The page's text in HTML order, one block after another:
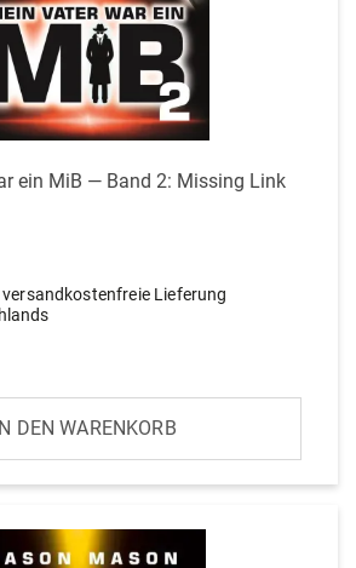
ein MiB — Band 2: Missing Link
Lieferung
IN DEN WARENKORB